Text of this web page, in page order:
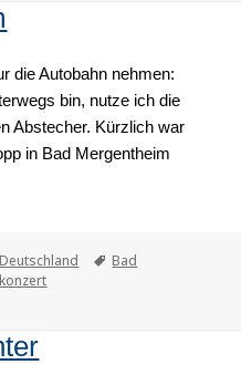
die Autobahn nehmen:
bin, nutze ich die
Abstecher. Kürzlich war
in Bad Mergentheim
Tags
Bad